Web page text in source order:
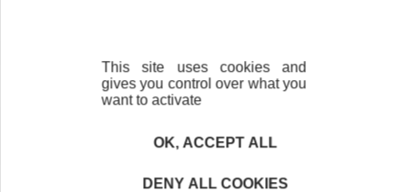
This site uses cookies and
gives you control over what you
want to activate
OK, ACCEPT ALL
DENY ALL COOKIES